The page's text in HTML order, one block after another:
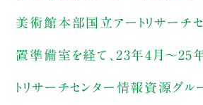
美術館本部国立アートリサーチセ
置準備室を経て、23年4月〜25
トリサーチセンター情報資源グル